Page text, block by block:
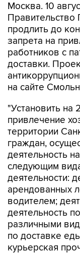
Москва. 10
Правительство
продлить до
запрета на
работников с
доставки.
на сайте
"Установить на
привлечение
территории
граждан,
деятельность
следующим
деятельности:
арендованных
водителем;
деятельность
различными
по доставке
курьерская